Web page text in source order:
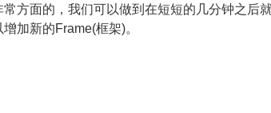
面的，我们可以做到在短短的几分钟之后就
加新的Frame(框架)。